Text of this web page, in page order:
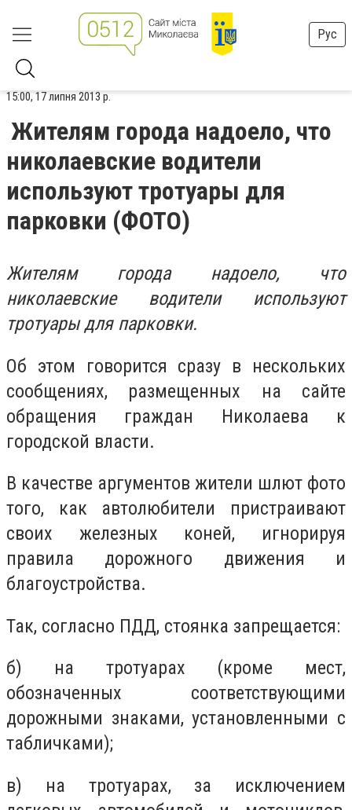
Рус
15:00, 17 липня 2013 р.
Жителям города надоело, что
николаевские водители
используют тротуары для
парковки (ФОТО)
Жителям города надоело, что
николаевские водители используют
тротуары для парковки.
Об этом говорится сразу в нескольких
сообщениях, размещенных на сайте
обращения граждан Николаева к
городской власти.
В качестве аргументов жители шлют фото
того, как автолюбители пристраивают
своих железных коней, игнорируя
правила дорожного движения и
благоустройства.
Так, согласно ПДД, стоянка запрещается:
б) на тротуарах (кроме мест,
обозначенных соответствующими
дорожными знаками, установленными с
табличками);
в) на тротуарах, за исключением